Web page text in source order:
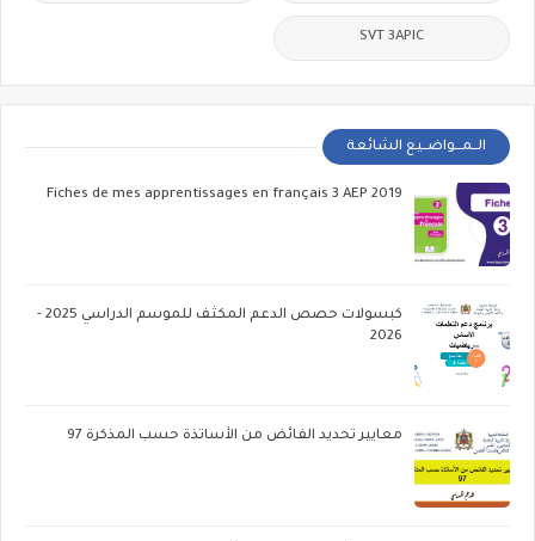
SVT 3APIC
الــمـــواضــيع الشائعة
Fiches de mes apprentissages en français 3 AEP 2019
كبسولات حصص الدعم المكثف للموسم الدراسي 2025 -
2026
معايير تحديد الفائض من الأساتذة حسب المذكرة 97